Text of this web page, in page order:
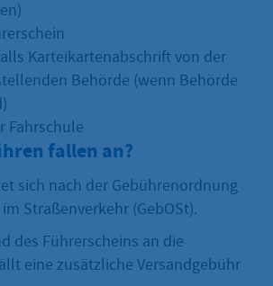
Karteikartenabschrift von der
Behörde (wenn Behörde
Fahrschule
fallen an?
sich nach der Gebührenordnung
Straßenverkehr (GebOSt).
des Führerscheins an die
eine zusätzliche Versandgebühr